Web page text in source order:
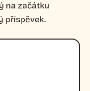
na začátku
příspěvek.